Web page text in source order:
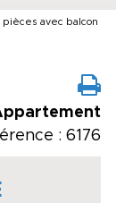
pièces avec balcon
: 6176